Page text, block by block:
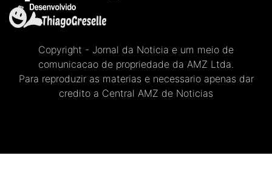
Copyright - Jornal da Noticia e um meio de
comunicacao de propriedade da AMZ Ltda.
Para reproduzir as materias e necessario apenas dar
credito a Central AMZ de Noticias